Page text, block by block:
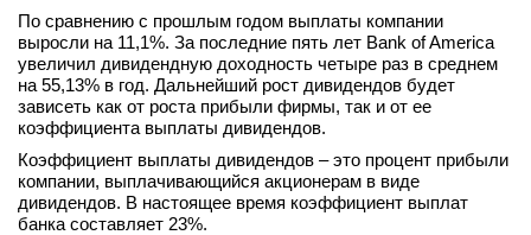
По сравнению с прошлым годом выплаты компании
выросли на 11,1%. За последние пять лет Bank of America
увеличил дивидендную доходность четыре раз в среднем
на 55,13% в год. Дальнейший рост дивидендов будет
зависеть как от роста прибыли фирмы, так и от ее
коэффициента выплаты дивидендов.
Коэффициент выплаты дивидендов – это процент прибыли
компании, выплачивающийся акционерам в виде
дивидендов. В настоящее время коэффициент выплат
банка составляет 23%.